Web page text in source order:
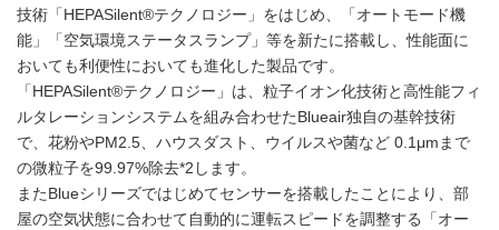
技術「HEPASilent®テクノロジー」をはじめ、「オートモード機
能」「空気環境ステータスランプ」等を新たに搭載し、性能面に
おいても利便性においても進化した製品です。
「HEPASilent®テクノロジー」は、粒子イオン化技術と高性能フィ
ルタレーションシステムを組み合わせたBlueair独自の基幹技術
で、花粉やPM2.5、ハウスダスト、ウイルスや菌など 0.1μmまで
の微粒子を99.97%除去*2します。
またBlueシリーズではじめてセンサーを搭載したことにより、部
屋の空気状態に合わせて自動的に運転スピードを調整する「オー